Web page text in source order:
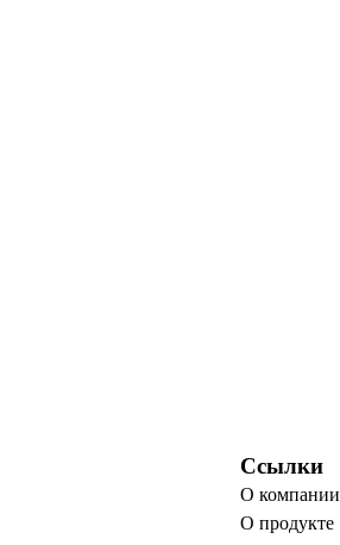
Ссылки
О компании
О продукте